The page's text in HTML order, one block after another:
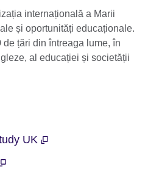
internațională a Marii
și oportunități educaționale.
țări din întreaga lume, în
al educației și societății
UK